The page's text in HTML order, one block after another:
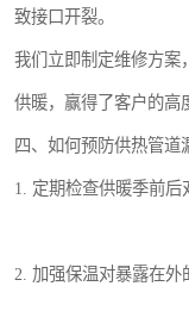
致接口开裂。
我们立即制定维修方案
供暖，赢得了客户的高
四、如何预防供热管道
1. 定期检查供暖季前后
2. 加强保温对暴露在外